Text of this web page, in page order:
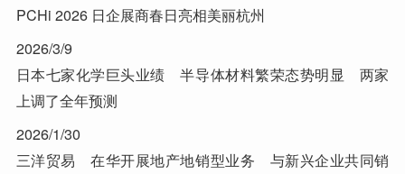
PCHi 2026 日企展商春日亮相美丽杭州
2026/3/9
日本七家化学巨头业绩 半导体材料繁荣态势明显 两家
上调了全年预测
2026/1/30
三洋贸易 在华开展地产地销型业务 与新兴企业共同销